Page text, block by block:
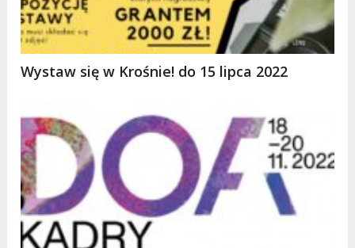
Wystaw się w Krośnie! do 15 lipca 2022